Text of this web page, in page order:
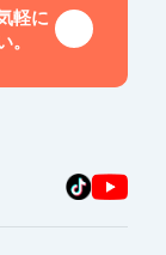
軽に
。